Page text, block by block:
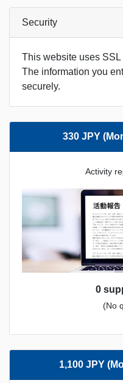
Security
This website uses
The information you
securely.
330 JPY
Activity
0
(No
1,100 JPY